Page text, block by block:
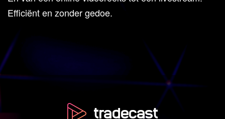
Efficiënt en zonder gedoe.